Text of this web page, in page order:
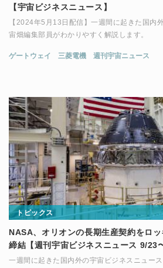
【宇宙ビジネスニュース】
【2024年5月13日配信】一週間に起きた国内
宙畑編集部員がわかりやすく解説します。
ゲートウェイ 三菱電機 週刊宇宙ニュース
トピックス
NASA、オリオンの長期生産契約をロ
締結【週刊宇宙ビジネスニュース 9/23
一週間に起きた国内外の宇宙ビジネスニュー